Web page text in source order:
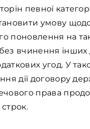
певної
умову щодо
поновлення на
вчинення інших
угод. У
дії договору
права